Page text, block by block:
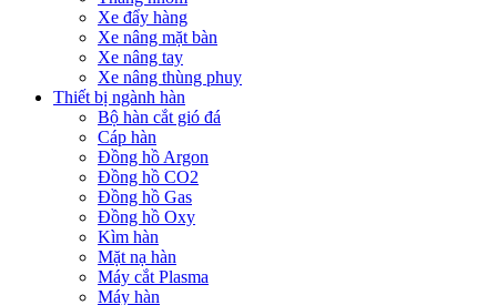
Xe đẩy hàng
Xe nâng mặt bàn
Xe nâng tay
Xe nâng thùng phuy
Thiết bị ngành hàn
Bộ hàn cắt gió đá
Cáp hàn
Đồng hồ Argon
Đồng hồ CO2
Đồng hồ Gas
Đồng hồ Oxy
Kìm hàn
Mặt nạ hàn
Máy cắt Plasma
Máy hàn